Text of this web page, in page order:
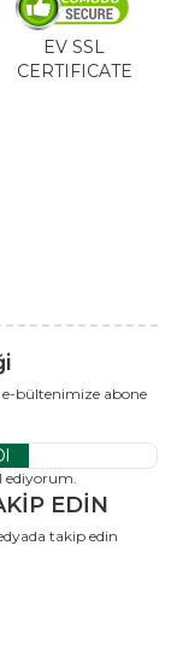
EV SSL
CERTIFICATE
bültenimize abone
ediyorum.
EDİN
takip edin